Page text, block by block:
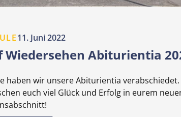
11. Juni 2022
Wiedersehen Abiturientia
haben wir unsere Abiturientia
euch viel Glück und Erfolg in eurem